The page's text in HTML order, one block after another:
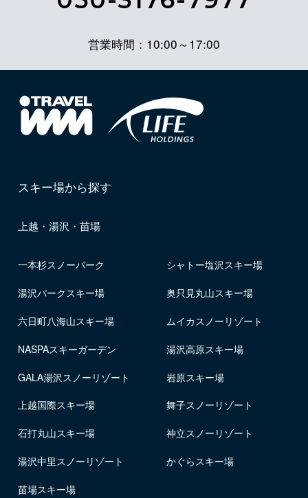
営業時間：10:00～17:00
スキー場から探す
上越・湯沢・苗場
一本杉スノーパーク シャトー塩沢スキー場
湯沢パークスキー場 奥只見丸山スキー場
六日町八海山スキー場 ムイカスノーリゾート
NASPAスキーガーデン 湯沢高原スキー場
GALA湯沢スノーリゾート 岩原スキー場
上越国際スキー場 舞子スノーリゾート
石打丸山スキー場 神立スノーリゾート
湯沢中里スノーリゾート かぐらスキー場
苗場スキー場